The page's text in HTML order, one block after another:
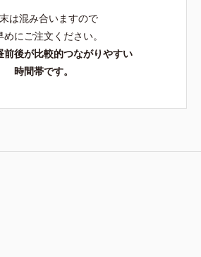
は混み合いますので
めにご注文ください。
前後が比較的つながりやすい
時間帯です。